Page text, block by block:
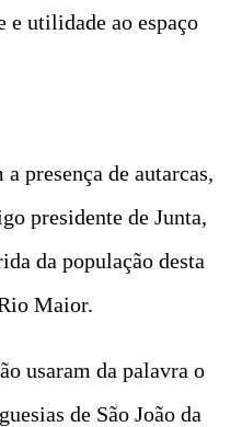
e utilidade ao espaço
presença de autarcas,
presidente de Junta,
da população desta
Maior.
usaram da palavra o
de São João da